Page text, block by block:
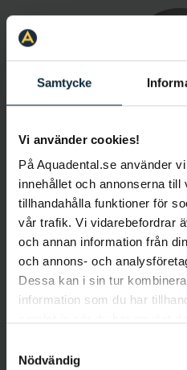
Samtycke
Vi använder cookies!
På Aquadental.se använder vi
innehållet och annonserna till
tillhandahålla funktioner för
vår trafik. Vi vidarebefordrar
och annan information från
och annons- och
Dessa kan i sin tur
information som du har
Nödvändig